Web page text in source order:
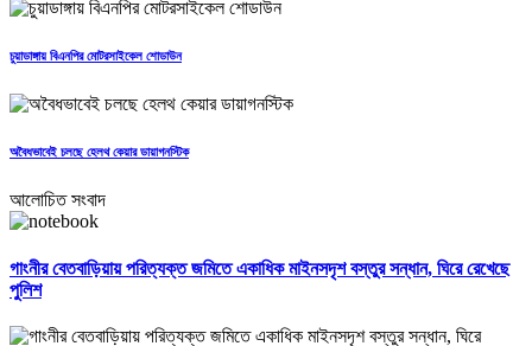
চুয়াডাঙ্গায় বিএনপির মোটরসাইকেল শোডাউন
অবৈধভাবেই চলছে হেলথ কেয়ার ডায়াগনস্টিক
আলোচিত সংবাদ
গাংনীর বেতবাড়িয়ায় পরিত্যক্ত জমিতে একাধিক মাইনসদৃশ বস্তুর সন্ধান, ঘিরে রেখেছে
পুলিশ